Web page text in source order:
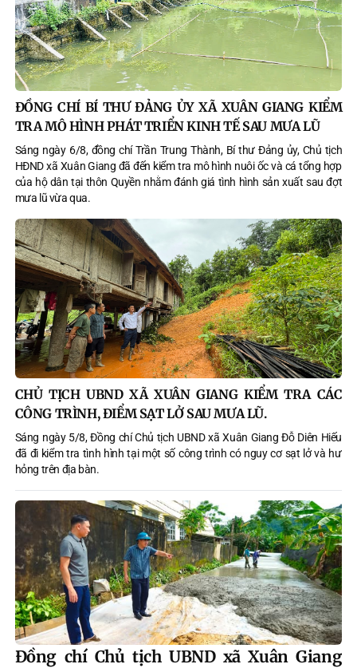
ĐỒNG CHÍ BÍ THƯ ĐẢNG ỦY XÃ XUÂN GIANG KIỂM
TRA MÔ HÌNH PHÁT TRIỂN KINH TẾ SAU MƯA LŨ
Sáng ngày 6/8, đồng chí Trần Trung Thành, Bí thư Đảng ủy, Chủ tịch
HĐND xã Xuân Giang đã đến kiểm tra mô hình nuôi ốc và cá tổng hợp
của hộ dân tại thôn Quyền nhằm đánh giá tình hình sản xuất sau đợt
mưa lũ vừa qua.
CHỦ TỊCH UBND XÃ XUÂN GIANG KIỂM TRA CÁC
CÔNG TRÌNH, ĐIỂM SẠT LỞ SAU MƯA LŨ.
Sáng ngày 5/8, Đồng chí Chủ tịch UBND xã Xuân Giang Đỗ Diên Hiếu
đã đi kiểm tra tình hình tại một số công trình có nguy cơ sạt lở và hư
hỏng trên địa bàn.
Đồng chí Chủ tịch UBND xã Xuân Giang